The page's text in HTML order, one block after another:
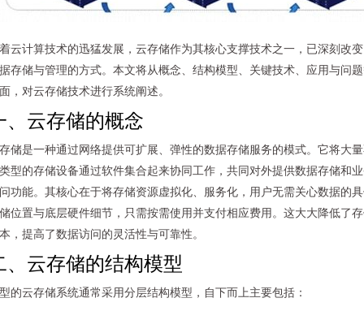
云计算技术的迅猛发展，云存储作为其核心支撑技术之一，已深刻改
存储与管理的方式。本文将从概念、结构模型、关键技术、应用与问
，对云存储技术进行系统阐述。
、云存储的概念
储是一种通过网络提供可扩展、弹性的数据存储服务的模式。它将大
型的存储设备通过软件集合起来协同工作，共同对外提供数据存储和
功能。其核心在于将存储资源虚拟化、服务化，用户无需关心数据的
位置与底层硬件细节，只需按需使用并支付相应费用。这大大降低了
，提高了数据访问的灵活性与可靠性。
、云存储的结构模型
的云存储系统通常采用分层结构模型，自下而上主要包括：